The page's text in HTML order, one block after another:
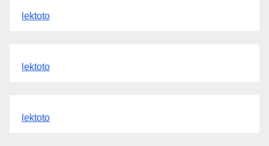
lektoto
lektoto
lektoto